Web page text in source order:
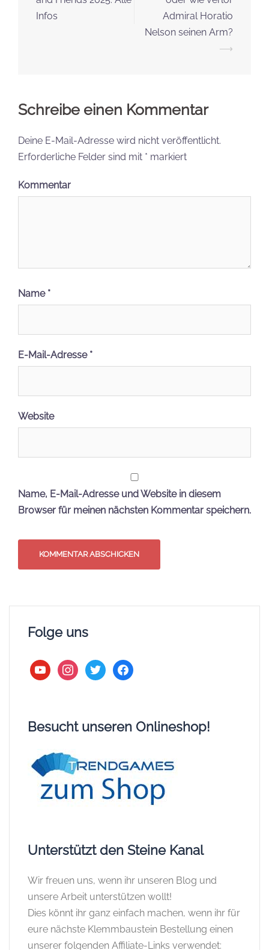
Infos
Admiral Horatio
Nelson seinen Arm?
⟶
Schreibe einen Kommentar
Deine E-Mail-Adresse wird nicht veröffentlicht.
Erforderliche Felder sind mit * markiert
Kommentar
Name *
E-Mail-Adresse *
Website
Name, E-Mail-Adresse und Website in diesem
Browser für meinen nächsten Kommentar speichern.
Folge uns
youtubeinstagram
twitter facebook
Besucht unseren Onlineshop!
Unterstützt den Steine Kanal
Wir freuen uns, wenn ihr unseren Blog und
unsere Arbeit unterstützen wollt!
Dies könnt ihr ganz einfach machen, wenn ihr für
eure nächste Klemmbaustein Bestellung einen
unserer folgenden Affiliate-Links verwendet: